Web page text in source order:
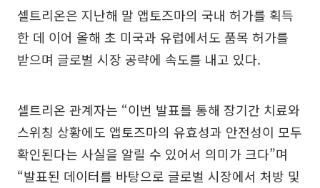
셀트리온은 지난해 말 앱토즈마의 국내 허가를 획득
한 데 이어 올해 초 미국과 유럽에서도 품목 허가를
받으며 글로벌 시장 공략에 속도를 내고 있다.
셀트리온 관계자는 “이번 발표를 통해 장기간 치료와
스위칭 상황에도 앱토즈마의 유효성과 안전성이 모두
확인된다는 사실을 알릴 수 있어서 의미가 크다”며
“발표된 데이터를 바탕으로 글로벌 시장에서 처방 및